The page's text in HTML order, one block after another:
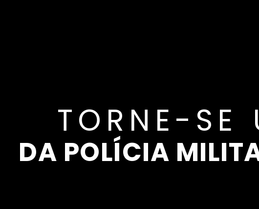
TORNE-SE
DA POLÍCIA